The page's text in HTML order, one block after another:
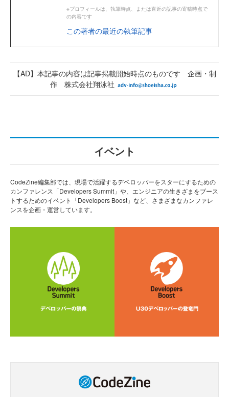
※プロフィールは、執筆時点、または直近の記事の寄稿時点で
の内容です
この著者の最近の執筆記事
【AD】本記事の内容は記事掲載開始時点のものです 企画・制
作 株式会社翔泳社
イベント
CodeZine編集部では、現場で活躍するデベロッパーをスターにするための
カンファレンス「Developers Summit」や、エンジニアの生きざまをブース
トするためのイベント「Developers Boost」など、さまざまなカンファレ
ンスを企画・運営しています。